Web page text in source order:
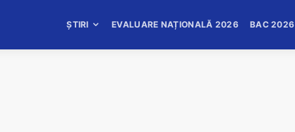
ȘTIRI EVALUARE NAȚIONALĂ 2026 BAC 2026